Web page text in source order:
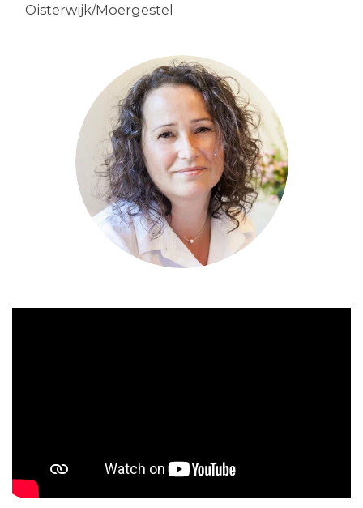
Oisterwijk/Moergestel